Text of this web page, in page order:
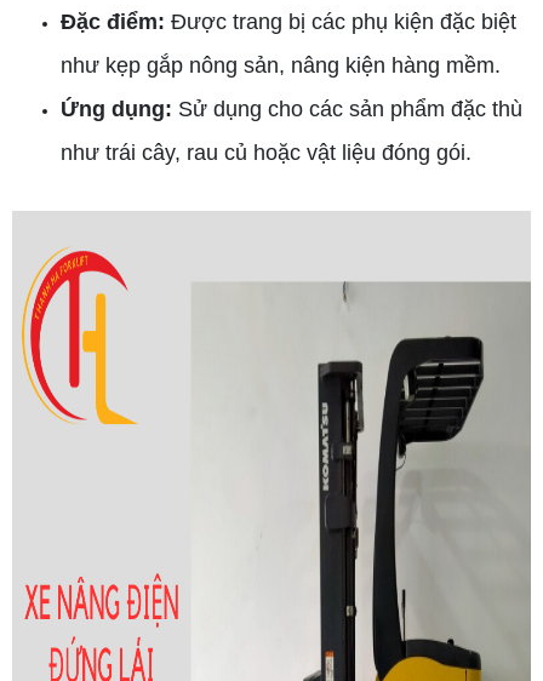
Đặc điểm: Được trang bị các phụ kiện đặc biệt
như kẹp gắp nông sản, nâng kiện hàng mềm.
Ứng dụng: Sử dụng cho các sản phẩm đặc thù
như trái cây, rau củ hoặc vật liệu đóng gói.